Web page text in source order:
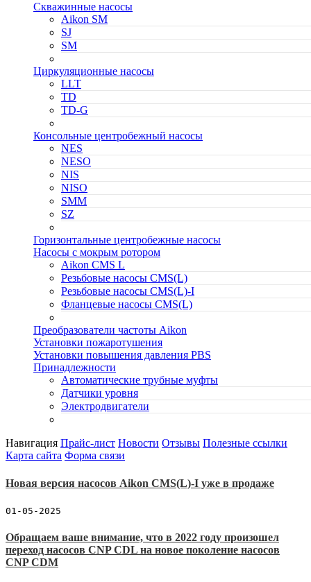
Скважинные насосы
Aikon SM
SJ
SM
Циркуляционные насосы
LLT
TD
TD-G
Консольные центробежный насосы
NES
NESO
NIS
NISO
SMM
SZ
Горизонтальные центробежные насосы
Насосы с мокрым ротором
Aikon CMS L
Резьбовые насосы CMS(L)
Резьбовые насосы CMS(L)-I
Фланцевые насосы CMS(L)
Преобразователи частоты Aikon
Установки пожаротушения
Установки повышения давления PBS
Принадлежности
Автоматические трубные муфты
Датчики уровня
Электродвигатели
Навигация Прайс-лист Новости Отзывы Полезные ссылки
Карта сайта Форма связи
Новая версия насосов Aikon CMS(L)-I уже в продаже
01-05-2025
Обращаем ваше внимание, что в 2022 году произошел
переход насосов CNP CDL на новое поколение насосов
CNP CDM